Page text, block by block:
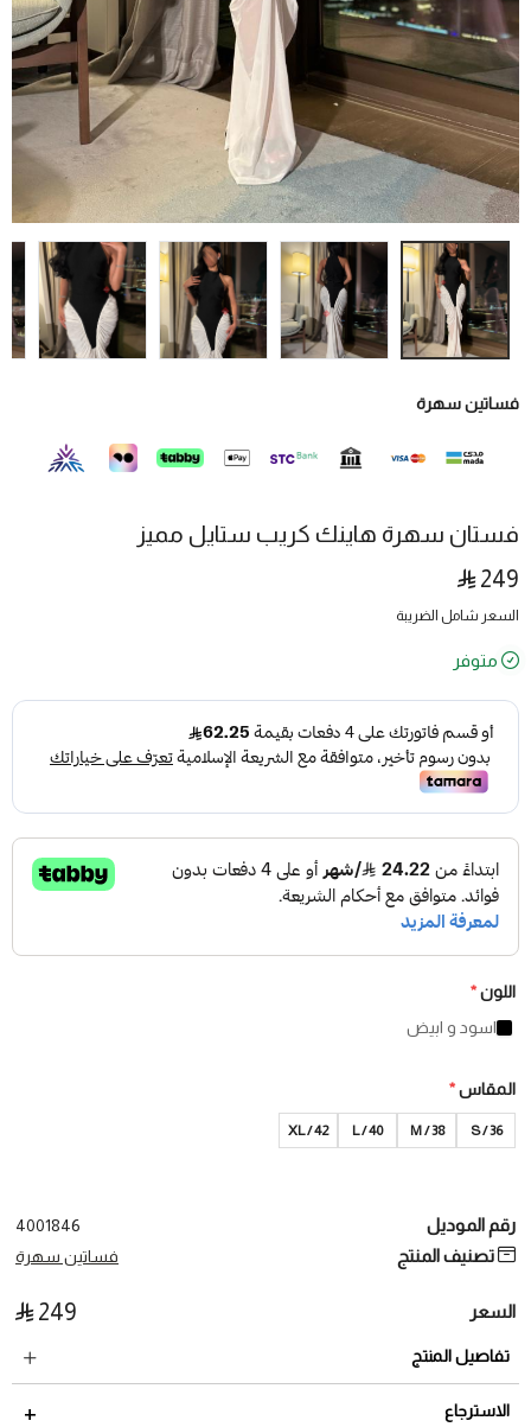
فستان سهرة هاينك كريب ستايل مميز
فساتين سهرة
249
السعر شامل الضريبة
متوفر
اللون*
اسود و ابيض
المقاس*
S / 36
M / 38
40 / L
XL / 42
رقم الموديل 4001846
تصنيف المنتج فساتين سهرة
السعر 249
تفاصيل المنتج
الاسترجاع